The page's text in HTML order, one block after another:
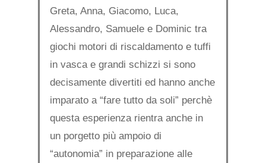
Greta, Anna, Giacomo, Luca,
Alessandro, Samuele e Dominic tra
giochi motori di riscaldamento e tuffi
in vasca e grandi schizzi si sono
decisamente divertiti ed hanno anche
imparato a “fare tutto da soli” perchè
questa esperienza rientra anche in
un porgetto più ampoio di
“autonomia” in preparazione alle